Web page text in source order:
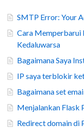
SMTP Error: Your
Cara Memperbarui
Kedaluwarsa
Bagaimana Saya
IP saya terblokir
Bagaimana set
Menjalankan Flask
Redirect domain di